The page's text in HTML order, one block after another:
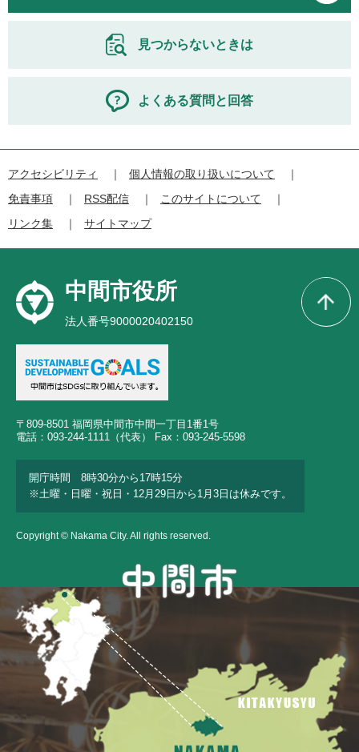
見つからないときは
よくある質問と回答
アクセシビリティ
個人情報の取り扱いについて
免責事項
RSS配信
このサイトについて
リンク集
サイトマップ
中間市役所
法人番号9000020402150
〒809-8501 福岡県中間市中間一丁目1番1号
電話：093-244-1111（代表） Fax：093-245-5598
開庁時間 8時30分から17時15分
※土曜・日曜・祝日・12月29日から1月3日は休みです。
Copyright © Nakama City. All rights reserved.